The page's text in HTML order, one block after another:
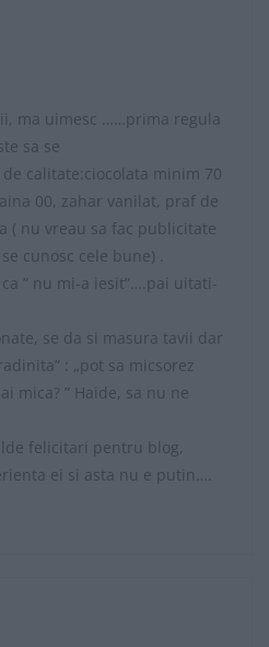
ma uimesc ……prima regula
sa se
calitate:ciocolata minim 70
00, zahar vanilat, praf de
( nu vreau sa fac publicitate
cunosc cele bune) .
” nu mi-a iesit”….pai uitati-
se da si masura tavii dar
: „pot sa micsorez
mica? ” Haide, sa nu ne
felicitari pentru blog,
ei si asta nu e putin….